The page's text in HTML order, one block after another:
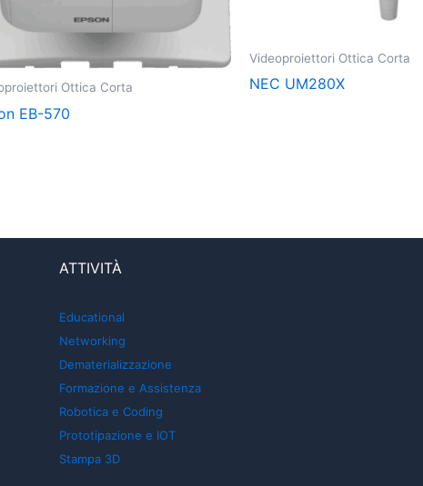
Ottica Corta
EB-570
Videoproiettori Ottica Corta
NEC UM280X
ATTIVITÀ
Educational
Networking
Dematerializzazione
Formazione e Assistenza
Robotica e Coding
Prototipazione e IOT
Stampa 3D